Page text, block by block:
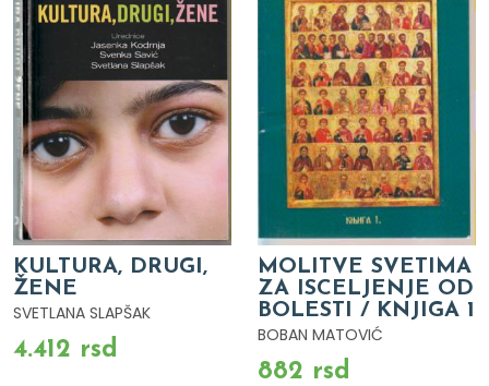
KULTURA, DRUGI,
ŽENE
SVETLANA SLAPŠAK
4.412 rsd
MOLITVE SVETIMA
ZA ISCELJENJE OD
BOLESTI / KNJIGA 1
BOBAN MATOVIĆ
882 rsd